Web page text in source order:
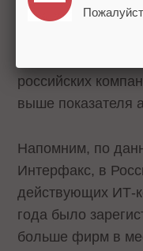
рабочих мест с
российских
выше показателя
Напомним, по
Интерфакс, в
действующих ИТ-
года было
больше фирм в